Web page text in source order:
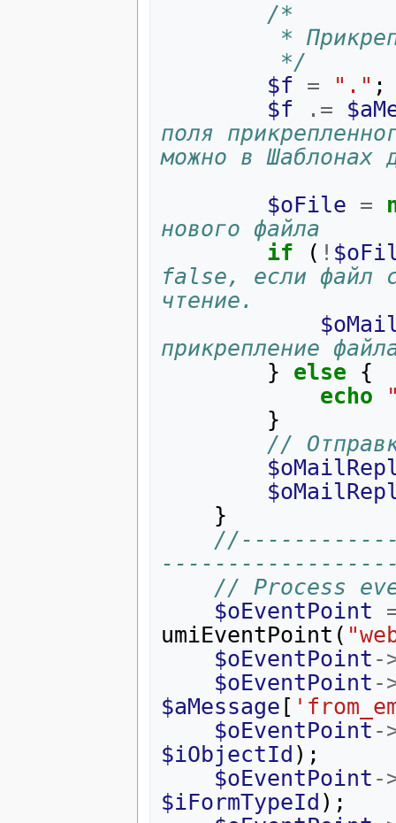
/*
*
         */
$f
= "." ;
$f
.=
поля
можно в Шаблонах
$oFile =
нового файла
if
( !
false, если файл
чтение.
прикрепление
}
else
{
echo
}
//
}
// Process
$oEventPoint
umiEventPoint (
$oEventPoint -
$oEventPoint -
$aMessage [
$oEventPoint -
$iObjectId );
$oEventPoint -
$iFormTypeId );